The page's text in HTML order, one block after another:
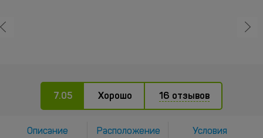
7.05 Хорошо 16 отзывов
Описание Расположение Условия